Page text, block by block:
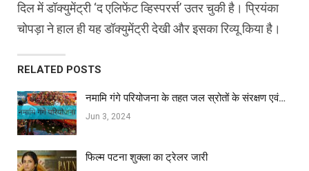
दिल में डॉक्युमेंट्री ‘द एलिफेंट व्हिस्परर्स’ उतर चुकी है। प्रियंका
चोपड़ा ने हाल ही यह डॉक्युमेंट्री देखी और इसका रिव्यू किया है।
RELATED POSTS
नमामि गंगे परियोजना के तहत जल स्रोतों के संरक्षण एवं…
Jun 3, 2024
फिल्‍म पटना शुक्ला का ट्रेलर जारी